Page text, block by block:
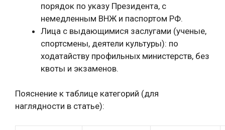
порядок по указу Президента, с
немедленным ВНЖ и паспортом РФ.
Лица с выдающимися заслугами (ученые,
спортсмены, деятели культуры): по
ходатайству профильных министерств, без
квоты и экзаменов.
Пояснение к таблице категорий (для
наглядности в статье):